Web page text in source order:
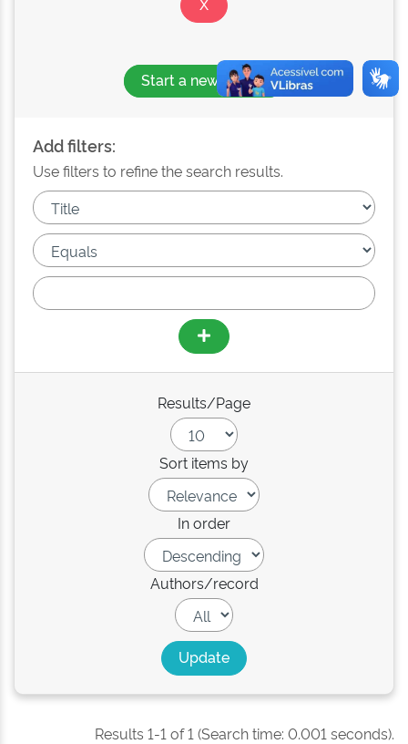
Start a new search
Add filters:
Use filters to refine the search results.
Results/Page
Sort items by
In order
Authors/record
Results 1-1 of 1 (Search time: 0.001 seconds).